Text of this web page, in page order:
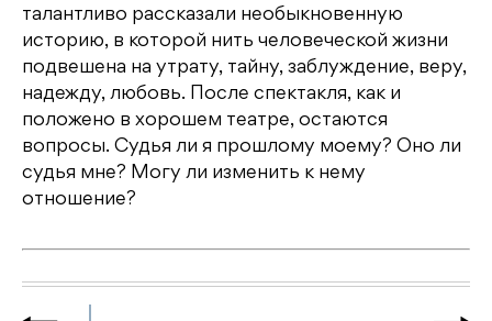
талантливо рассказали необыкновенную
историю, в которой нить человеческой жизни
подвешена на утрату, тайну, заблуждение, веру,
надежду, любовь. После спектакля, как и
положено в хорошем театре, остаются
вопросы. Судья ли я прошлому моему? Оно ли
судья мне? Могу ли изменить к нему
отношение?